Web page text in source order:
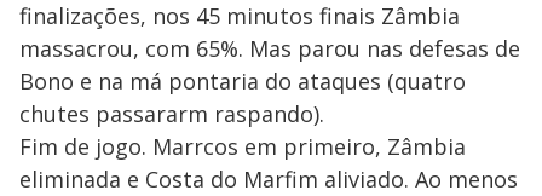
finalizações, nos 45 minutos finais Zâmbia
massacrou, com 65%. Mas parou nas defesas de
Bono e na má pontaria do ataques (quatro
chutes passararm raspando).
Fim de jogo. Marrcos em primeiro, Zâmbia
eliminada e Costa do Marfim aliviado. Ao menos